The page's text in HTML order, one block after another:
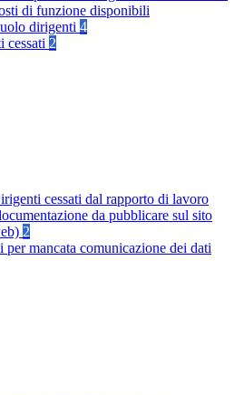
di funzione disponibili
dirigenti 4
cessati 2
cessati dal rapporto di lavoro
da pubblicare sul sito
2
per mancata comunicazione dei dati